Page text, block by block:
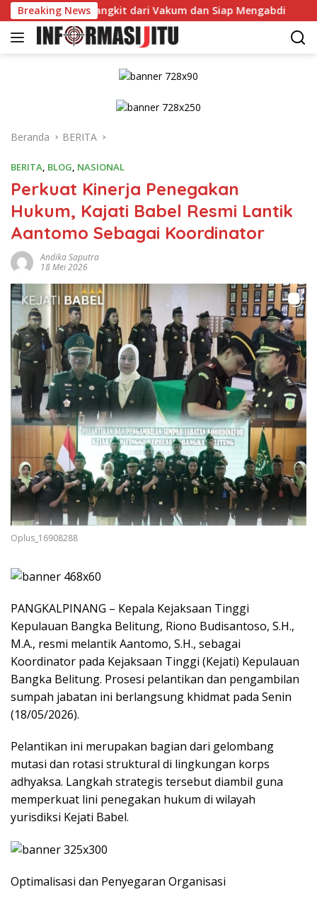
Langsung
ke
konten
Breaking News
Bangkit dari Vakum dan Siap Mengabdi
Beranda BERITA
BERITA BLOG NASIONAL
Perkuat Kinerja Penegakan
Hukum, Kajati Babel Resmi Lantik
Aantomo Sebagai Koordinator
Andika Saputra
18 Mei 2026
Oplus_16908288
PANGKALPINANG – Kepala Kejaksaan Tinggi
Kepulauan Bangka Belitung, Riono Budisantoso, S.H.,
M.A., resmi melantik Aantomo, S.H., sebagai
Koordinator pada Kejaksaan Tinggi (Kejati) Kepulauan
Bangka Belitung. Prosesi pelantikan dan pengambilan
sumpah jabatan ini berlangsung khidmat pada Senin
(18/05/2026).
​Pelantikan ini merupakan bagian dari gelombang
mutasi dan rotasi struktural di lingkungan korps
adhyaksa. Langkah strategis tersebut diambil guna
memperkuat lini penegakan hukum di wilayah
yurisdiksi Kejati Babel.
​Optimalisasi dan Penyegaran Organisasi